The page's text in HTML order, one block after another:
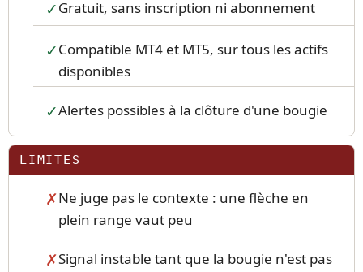
Gratuit, sans inscription ni abonnement
Compatible MT4 et MT5, sur tous les actifs
disponibles
Alertes possibles à la clôture d'une bougie
LIMITES
Ne juge pas le contexte : une flèche en
plein range vaut peu
Signal instable tant que la bougie n'est pas